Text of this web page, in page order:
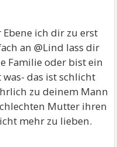
die Schwäche einer
dich. Du zerstörst
ich dir zu erst
an @Lind lass dir
Familie oder bist ein
das ist schlicht
zu deinem Mann
Mutter ihren
mehr zu lieben.